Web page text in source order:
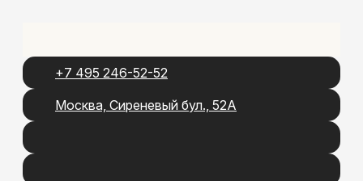
+7 495 246-52-52
Москва, Сиреневый бул., 52А